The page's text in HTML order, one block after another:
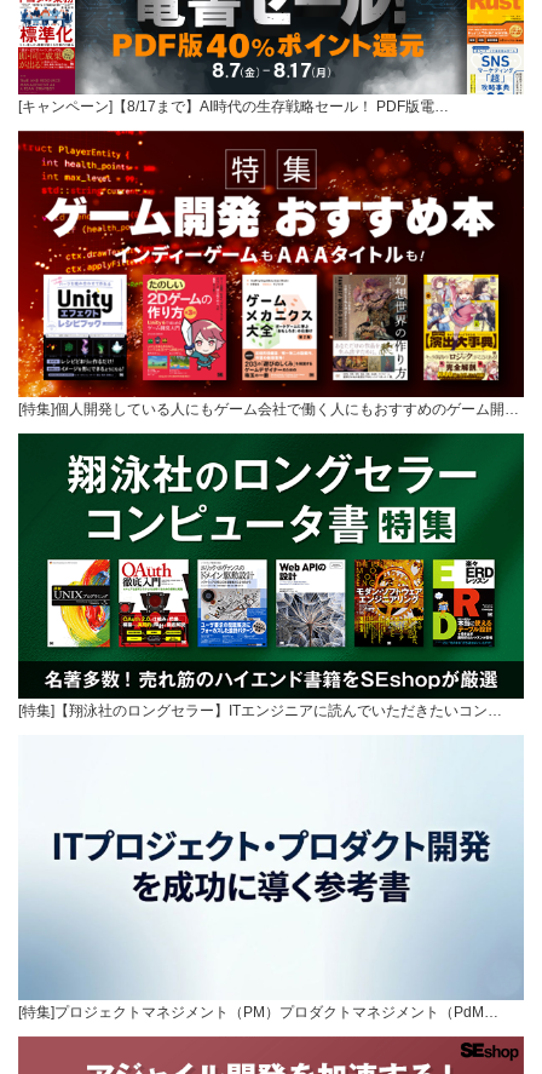
[キャンペーン]【8/17まで】AI時代の生存戦略セール！ PDF版電…
[特集]個人開発している人にもゲーム会社で働く人にもおすすめのゲーム開…
[特集]【翔泳社のロングセラー】ITエンジニアに読んでいただきたいコン…
[特集]プロジェクトマネジメント（PM）プロダクトマネジメント（PdM…